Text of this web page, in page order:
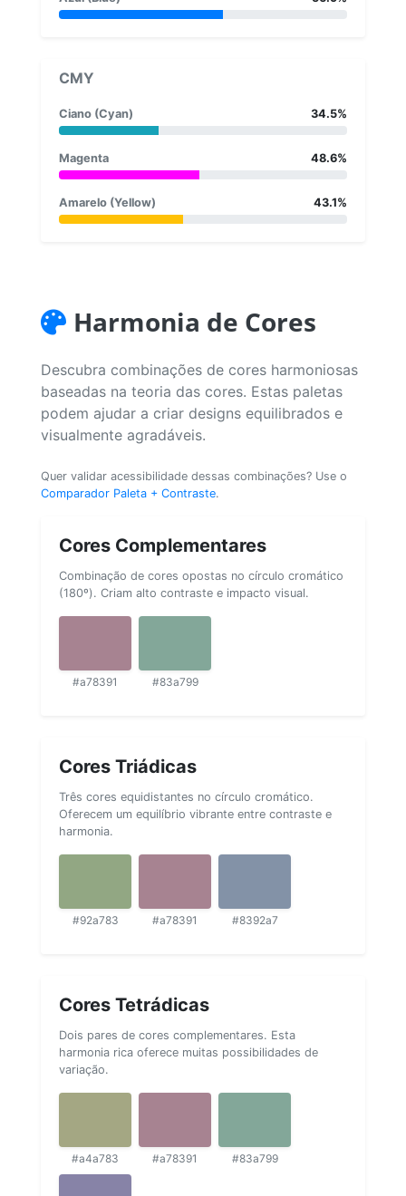
CMY
Ciano (Cyan) 34.5%
Magenta 48.6%
Amarelo (Yellow) 43.1%
Harmonia de Cores
Descubra combinações de cores harmoniosas
baseadas na teoria das cores. Estas paletas
podem ajudar a criar designs equilibrados e
visualmente agradáveis.
Quer validar acessibilidade dessas combinações? Use o
Comparador Paleta + Contraste.
Cores Complementares
Combinação de cores opostas no círculo cromático
(180º). Criam alto contraste e impacto visual.
#a78391 #83a799
Cores Triádicas
Três cores equidistantes no círculo cromático.
Oferecem um equilíbrio vibrante entre contraste e
harmonia.
#92a783 #a78391 #8392a7
Cores Tetrádicas
Dois pares de cores complementares. Esta
harmonia rica oferece muitas possibilidades de
variação.
#a4a783 #a78391 #83a799